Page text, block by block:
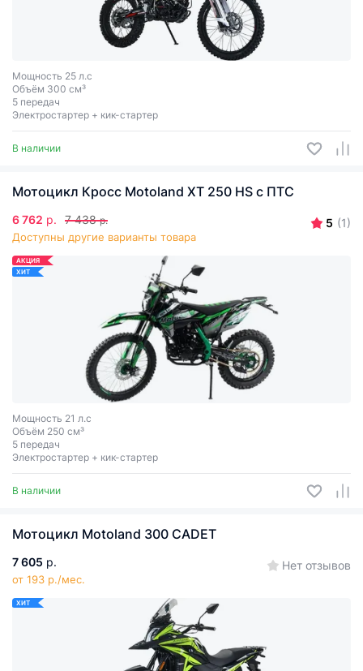
Мощность 25 л.с
Объём 300 см³
5 передач
Электростартер + кик-стартер
В наличии
Мотоцикл Кросс Motoland XT 250 HS с ПТС
6 762 р. 7 438 р.
Доступны другие варианты товара
5 (1)
АКЦИЯ
ХИТ
Мощность 21 л.с
Объём 250 см³
5 передач
Электростартер + кик-стартер
В наличии
Мотоцикл Motoland 300 CADET
7 605 р.
от 193 р./мес.
Нет отзывов
ХИТ